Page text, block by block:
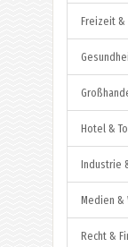
Freizeit &
Hotel &
Industrie
Medien &
Recht &